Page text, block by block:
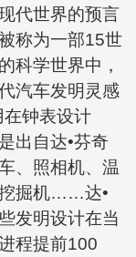
代世界的预言
称为一部15世
科学世界中，
汽车发明灵感
在钟表设计
出自达•芬奇
、照相机、温
挖掘机……达•
发明设计在当
程提前100